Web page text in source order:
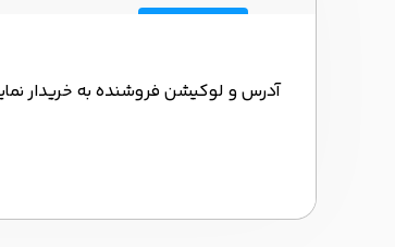
آدرس و لوکیشن فروشنده به خریدار